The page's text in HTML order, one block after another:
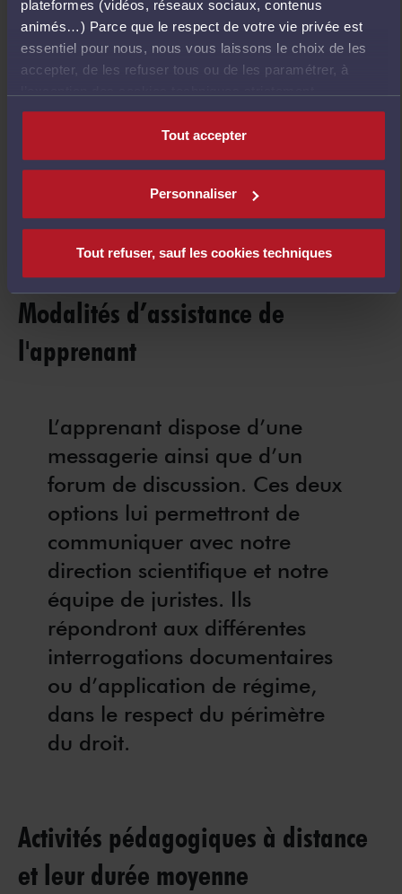
plateformes (vidéos, réseaux sociaux, contenus
animés…) Parce que le respect de votre vie privée est
essentiel pour nous, nous vous laissons le choix de les
accepter, de les refuser tous ou de les paramétrer, à
nécessaires au fonctionnement du site.
Tout accepter
Personnaliser
Tout refuser, sauf les cookies techniques
5 H
Déroulé précis
Droit fiscal
Modalités d’assistance de
l'apprenant
L’apprenant dispose d’une
messagerie ainsi que d’un
forum de discussion. Ces deux
options lui permettront de
communiquer avec notre
direction scientifique et notre
équipe de juristes. Ils
répondront aux différentes
interrogations documentaires
ou d’application de régime,
dans le respect du périmètre
du droit.
Activités pédagogiques à distance
et leur durée moyenne